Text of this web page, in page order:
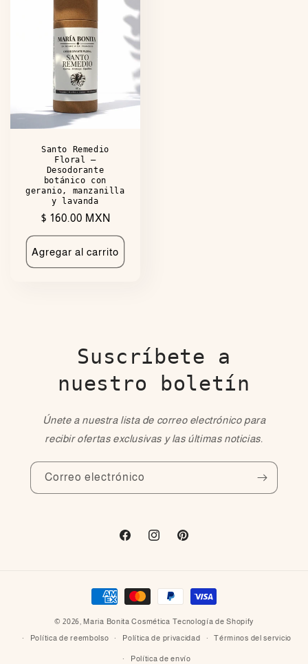
Santo Remedio
Floral —
Desodorante
botánico con
geranio, manzanilla
y lavanda
Precio
habitual
$ 160.00 MXN
Agregar al carrito
Suscríbete a
nuestro boletín
Únete a nuestra lista de correo electrónico para
recibir ofertas exclusivas y las últimas noticias.
Correo electrónico
FacebookInstagramPinterest
Formas
de
pago
© 2026,Maria Bonita Cosmética Tecnología de Shopify
Política de reembolso
Política de privacidad Términos del servicio
Política de envío